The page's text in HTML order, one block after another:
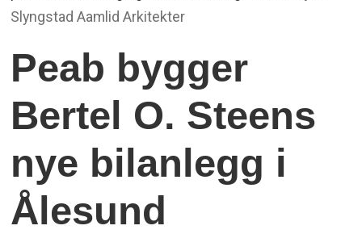
Slyngstad Aamlid Arkitekter
Peab bygger
Bertel O. Steens
nye bilanlegg i
Ålesund